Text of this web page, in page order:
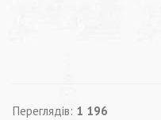
Переглядів: 1 196